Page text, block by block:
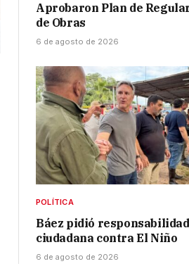
Aprobaron Plan de
de Obras
6 de agosto de 2026
POLÍTICA
Báez pidió responsabilidad
ciudadana contra El Niño
6 de agosto de 2026